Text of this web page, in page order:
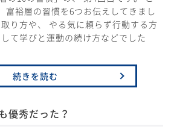
富裕層の習慣を6つお伝えしてきまし
り方や、 やる気に頼らず行動する方
て学びと運動の続け方などでした
続きを読む
優秀だった？